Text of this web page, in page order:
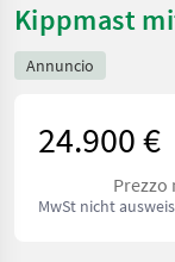
Kippmast
Annuncio
24.900 €
Prezzo
MwSt nicht